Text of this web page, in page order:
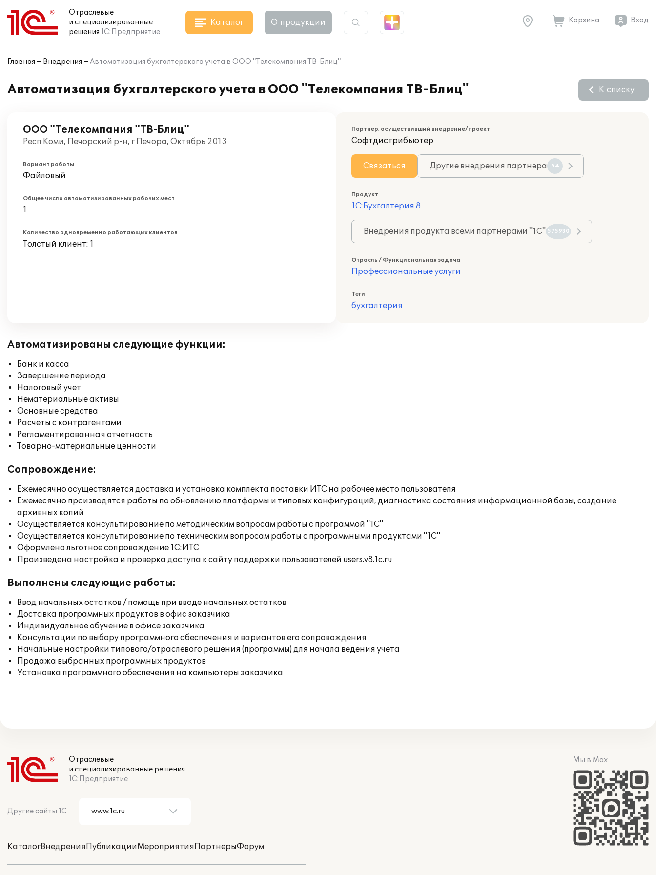
Отраслевые
и специализированные
решения 1С:Предприятие
Каталог О продукции Корзина Вход
Главная Внедрения Автоматизация бухгалтерского учета в ООО "Телекомпания ТВ-Блиц"
Автоматизация бухгалтерского учета в ООО "Телекомпания ТВ-Блиц" К списку
ООО "Телекомпания "ТВ-Блиц"
Респ Коми, Печорский р-н, г Печора, Октябрь 2013
Вариант работы
Файловый
Общее число автоматизированных рабочих мест
1
Количество одновременно работающих клиентов
Толстый клиент: 1
Партнер, осуществивший внедрение/проект
Софтдистрибьютер
Связаться Другие внедрения партнера 54
Продукт
1С:Бухгалтерия 8
Внедрения продукта всеми партнерами "1С" 575930
Отрасль / Функциональная задача
Профессиональные услуги
Теги
бухгалтерия
Автоматизированы следующие функции:
Банк и касса
Завершение периода
Налоговый учет
Нематериальные активы
Основные средства
Расчеты с контрагентами
Регламентированная отчетность
Товарно-материальные ценности
Сопровождение:
Ежемесячно осуществляется доставка и установка комплекта поставки ИТС на рабочее место пользователя
Ежемесячно производятся работы по обновлению платформы и типовых конфигураций, диагностика состояния информационной базы, создание
архивных копий
Осуществляется консультирование по методическим вопросам работы с программой "1С"
Осуществляется консультирование по техническим вопросам работы с программными продуктами "1С"
Оформлено льготное сопровождение 1С:ИТС
Произведена настройка и проверка доступа к сайту поддержки пользователей users.v8.1c.ru
Выполнены следующие работы:
Ввод начальных остатков / помощь при вводе начальных остатков
Доставка программных продуктов в офис заказчика
Индивидуальное обучение в офисе заказчика
Консультации по выбору программного обеспечения и вариантов его сопровождения
Начальные настройки типового/отраслевого решения (программы) для начала ведения учета
Продажа выбранных программных продуктов
Установка программного обеспечения на компьютеры заказчика
Отраслевые
и специализированные решения
1С:Предприятие
Другие сайты 1С
КаталогВнедренияПубликацииМероприятияПартнерыФорум
Мы в Max